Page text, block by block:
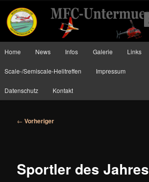
primären
Inhalt
springenMFC Untermünkheim
Planes, Helis and more….
Home News Infos Galerie Links
Scale-/Semiscale-Helitreffen Impressum
Datenschutz Kontakt
Beitragsnavigation
← Vorheriger
Sportler des Jahres